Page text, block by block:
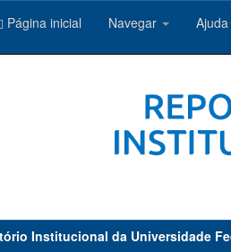
Página inicial Navegar Ajuda
Institucional da Universidade